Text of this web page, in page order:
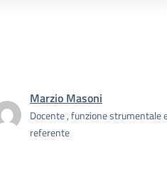
Marzio Masoni
Docente , funzione strumentale
referente